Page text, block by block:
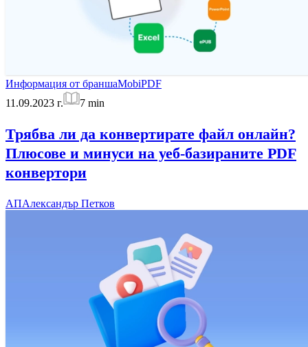
Информация от браншаMobiPDF
11.09.2023 г.
7 min
Трябва ли да конвертирате файл онлайн?
Плюсове и минуси на уеб-базираните PDF
конвертори
АПАлександър Петков